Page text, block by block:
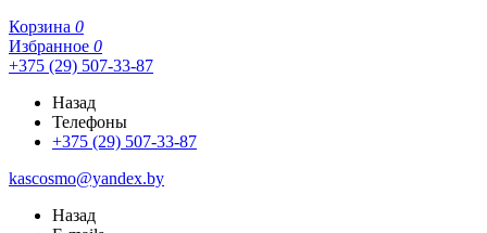
Корзина 0
Избранное 0
+375 (29) 507-33-87
Назад
Телефоны
+375 (29) 507-33-87
kascosmo@yandex.by
Назад